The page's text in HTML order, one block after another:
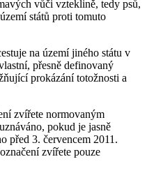
vůči vzteklině, tedy psů,
států proti tomuto
na území jiného státu v
přesně definovaný
prokázání totožnosti a
zvířete normovaným
pokud je jasně
před 3. červencem 2011.
zvířete pouze